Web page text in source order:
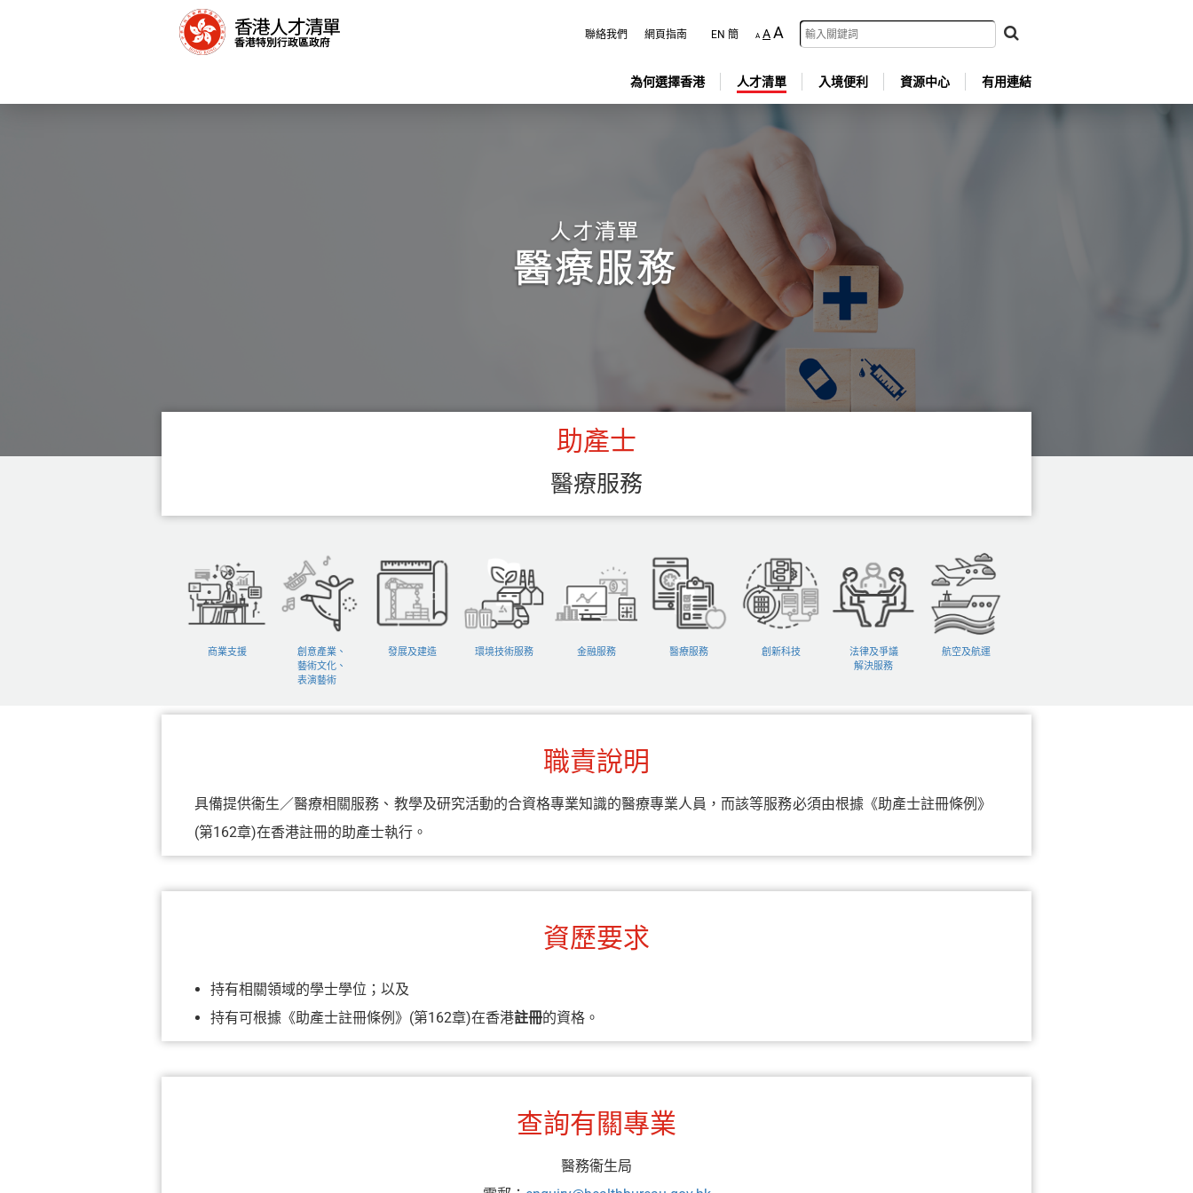
聯絡我們 網頁指南 EN 簡 A AA
為何選擇香港 人才清單 入境便利 資源中心 有用連結
助產士
醫療服務
商業支援
創意產業、
藝術文化、
表演藝術
發展及建造 環境技術服務 金融服務 醫療服務 創新科技
法律及爭議
解決服務
航空及航運
職責說明
具備提供衞生／醫療相關服務、教學及研究活動的合資格專業知識的醫療專業人員，而該等服務必須由根據《助產士註冊條例》
(第162章)在香港註冊的助產士執行。
資歷要求
持有相關領域的學士學位；以及
持有可根據《助產士註冊條例》(第162章)在香港註冊的資格。
查詢有關專業
醫務衞生局